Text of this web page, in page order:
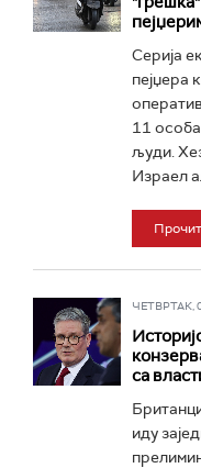
Серија
пејџера
11
људи.
Израел
ЧЕТВРТАК,
са
иду